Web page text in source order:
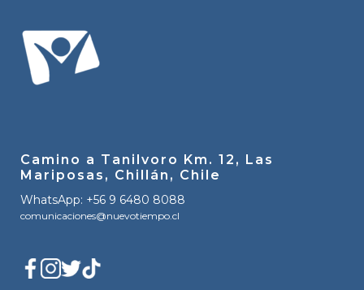
Camino a Tanilvoro Km. 12, Las
Mariposas, Chillán, Chile
WhatsApp: +56 9 6480 8088
comunicaciones@nuevotiempo.cl